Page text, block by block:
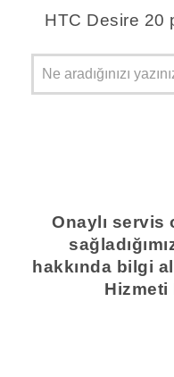
‎HTC Desire 20
Onaylı servis
hakkında bilgi